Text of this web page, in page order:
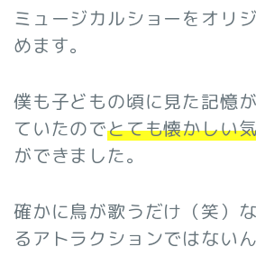
ミュージカルショーをオリ
めます。
僕も子どもの頃に見た記憶
ていたのでとても懐かしい
ができました。
確かに鳥が歌うだけ（笑）
るアトラクションではないん